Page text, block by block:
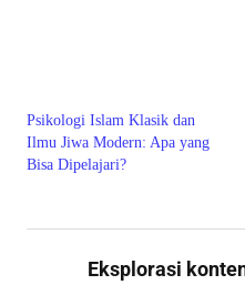
Psikologi Islam Klasik dan
Ilmu Jiwa Modern: Apa yang
Bisa Dipelajari?
Eksplorasi